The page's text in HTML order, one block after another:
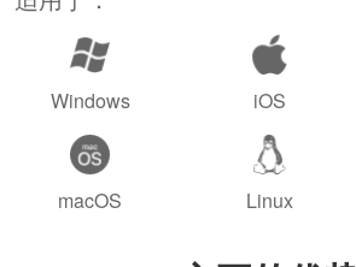
Windows iOS
macOS Linux